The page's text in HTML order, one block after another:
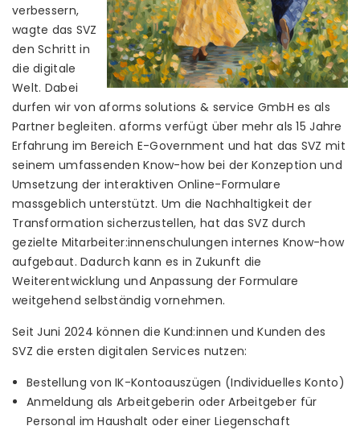
verbessern,
wagte das SVZ
den Schritt in
die digitale
Welt. Dabei
durfen wir von aforms solutions & service GmbH es als
Partner begleiten. aforms verfügt über mehr als 15 Jahre
Erfahrung im Bereich E-Government und hat das SVZ mit
seinem umfassenden Know-how bei der Konzeption und
Umsetzung der interaktiven Online-Formulare
massgeblich unterstützt. Um die Nachhaltigkeit der
Transformation sicherzustellen, hat das SVZ durch
gezielte Mitarbeiter:innenschulungen internes Know-how
aufgebaut. Dadurch kann es in Zukunft die
Weiterentwicklung und Anpassung der Formulare
weitgehend selbständig vornehmen.
Seit Juni 2024 können die Kund:innen und Kunden des
SVZ die ersten digitalen Services nutzen:
Bestellung von IK-Kontoauszügen (Individuelles Konto)
Anmeldung als Arbeitgeberin oder Arbeitgeber für
Personal im Haushalt oder einer Liegenschaft